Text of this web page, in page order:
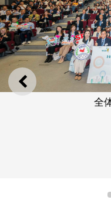
上一则
全